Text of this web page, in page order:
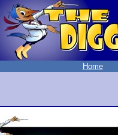
Home